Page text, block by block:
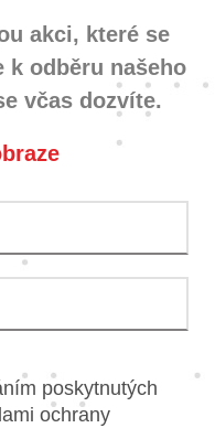
akci, které se
k odběru našeho
včas dozvíte.
poskytnutých
ochrany